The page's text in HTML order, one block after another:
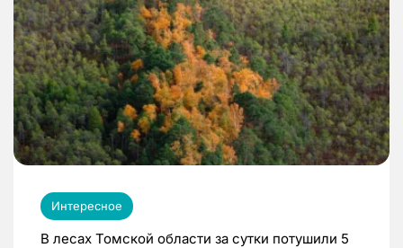
Интересное
В лесах Томской области за сутки потушили 5